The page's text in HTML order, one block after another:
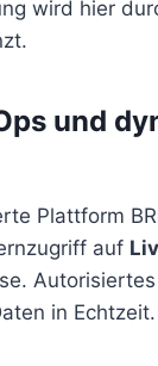
wird hier
und
Plattform
auf
in Echtzeit.